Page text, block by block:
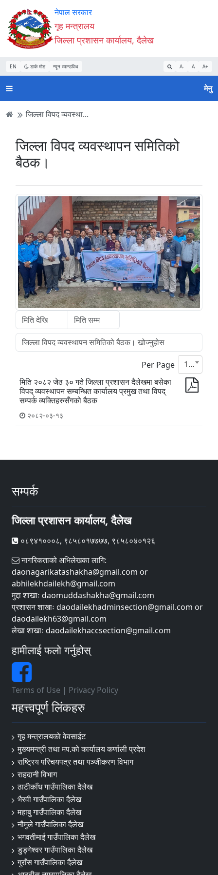
Accessibility
Mode
सुरु
गर्नुहोस्
सामाग्री
पढ्नुहाेस्
नेभिगेसन
पढ्नुहाेस्
वेबसाइट
खोजमा
जानुहोस्
नेपाल सरकार
गृह मन्त्रालय
जिल्ला प्रशासन कार्यालय, दैलेख
EN डार्क मोड न्यून व्यान्डविथ A- A A+
मेनु
जिल्ला विपद व्यवस्था...
जिल्ला विपद व्यवस्थापन समितिको
बैठक।
Per Page
10
मिति २०८२ जेठ ३० गते जिल्ला प्रशासन दैलेखमा बसेका
विपद् व्यवस्थापन सम्बन्धित कार्यालय प्रमुख तथा विपद्
सम्पर्क व्यक्तिहरुसँगको बैठक
२०८२-०३-१३
सम्पर्क
जिल्ला प्रशासन कार्यालय, दैलेख
०८९४१०००८, ९८५८०१७७७७, ९८५८०४०१२६
नागरिकताको अभिलेखका लागि:
daonagarikatashakha@gmail.com or
abhilekhdailekh@gmail.com
मुद्दा शाखाः daomuddashakha@gmail.com
प्रशासन शाखाः daodailekhadminsection@gmail.com or
daodailekh63@gmail.com
लेखा शाखाः daodailekhaccsection@gmail.com
हामीलाई फलो गर्नुहोस्
Terms of Use | Privacy Policy
महत्त्वपूर्ण लिंकहरु
गृह मन्त्रालयकाे वेवसाईट
मुख्यमन्त्री तथा मप.को कार्यालय कर्णाली प्रदेश
राष्ट्रिय परिचयपत्र तथा पञ्जीकरण विभाग
राहदानी विभाग
ठाटीकाँध गाउँपालिका दैलेख
भैरवी गाउँपालिका दैलेख
महाबु गाउँपालिका दैलेख
नौमुले गाउँपालिका दैलेख
भगवतीमाई गाउँपालिका दैलेख
डुङ्गेश्वर गाउँपालिका दैलेख
गुराँस गाउँपालिका दैलेख